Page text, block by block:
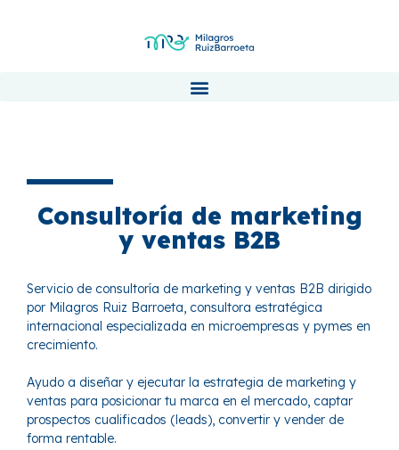
Consultoría de marketing
y ventas B2B
Servicio de consultoría de marketing y ventas B2B dirigido
por Milagros Ruiz Barroeta, consultora estratégica
internacional especializada en microempresas y pymes en
crecimiento.
Ayudo a diseñar y ejecutar la estrategia de marketing y
ventas para posicionar tu marca en el mercado, captar
prospectos cualificados (leads), convertir y vender de
forma rentable.